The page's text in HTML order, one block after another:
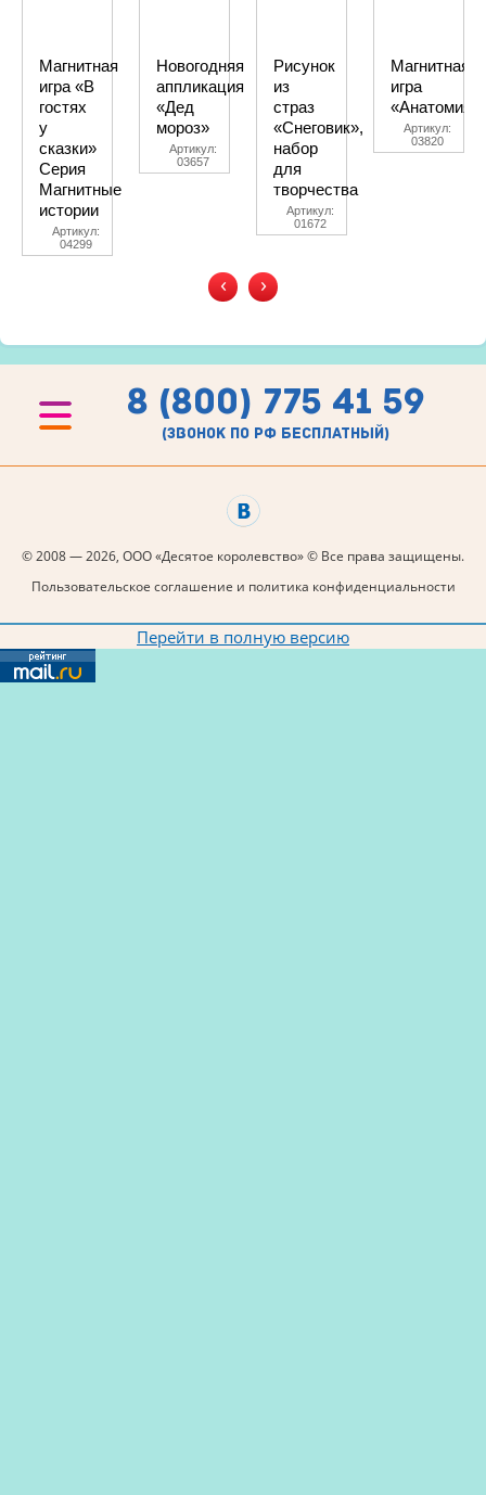
Магнитная
игра «В
гостях
у
сказки»
Серия
Магнитные
истории
Артикул:
04299
Новогодняя
аппликация
«Дед
мороз»
Артикул:
03657
Рисунок
из
страз
«Снеговик»,
набор
для
творчества
Артикул:
01672
Магнитная
игра
«Анатомия»
Артикул:
03820
‹ ›
8 (800) 775 41 59
(звонок по рф бесплатный)
© 2008 — 2026, ООО «Десятое королевство» © Все права защищены.
Пользовательское соглашение и политика конфиденциальности
Перейти в полную версию